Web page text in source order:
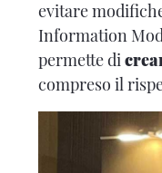
evitare
Information
permette di
compreso il